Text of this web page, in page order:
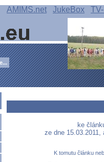
AMIMS.net JukeBox
ke
ze dne
K tomutu článku